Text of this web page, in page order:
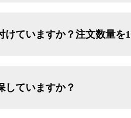
けていますか？注文数量を
していますか？